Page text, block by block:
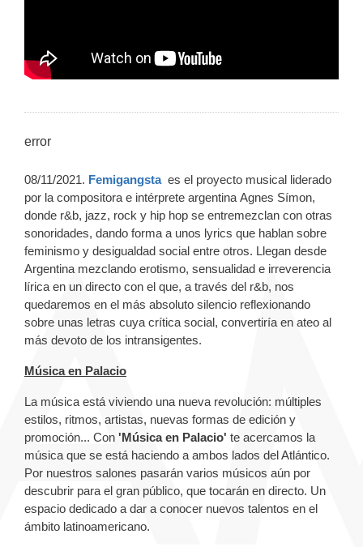
error
08/11/2021. Femigangsta es el proyecto musical liderado
por la compositora e intérprete argentina Agnes Símon,
donde r&b, jazz, rock y hip hop se entremezclan con otras
sonoridades, dando forma a unos lyrics que hablan sobre
feminismo y desigualdad social entre otros. Llegan desde
Argentina mezclando erotismo, sensualidad e irreverencia
lírica en un directo con el que, a través del r&b, nos
quedaremos en el más absoluto silencio reflexionando
sobre unas letras cuya crítica social, convertiría en ateo al
más devoto de los intransigentes.
Música en Palacio
La música está viviendo una nueva revolución: múltiples
estilos, ritmos, artistas, nuevas formas de edición y
promoción... Con 'Música en Palacio' te acercamos la
música que se está haciendo a ambos lados del Atlántico.
Por nuestros salones pasarán varios músicos aún por
descubrir para el gran público, que tocarán en directo. Un
espacio dedicado a dar a conocer nuevos talentos en el
ámbito latinoamericano.